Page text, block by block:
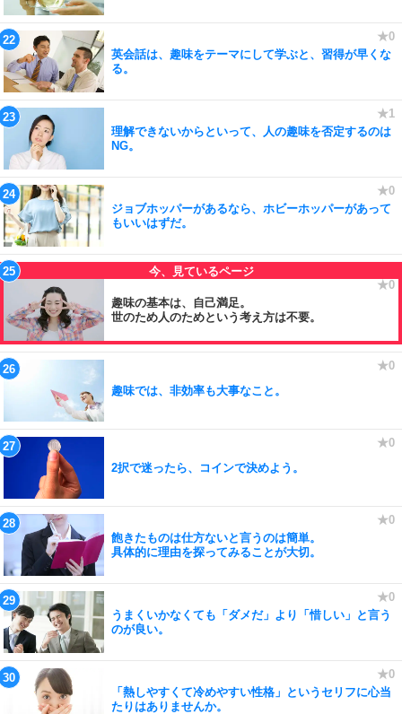
英会話は、趣味をテーマにして学ぶと、習得が早くな
る。
理解できないからといって、人の趣味を否定するのは
NG。
ジョブホッパーがあるなら、ホビーホッパーがあって
もいいはずだ。
趣味の基本は、自己満足。
世のため人のためという考え方は不要。
趣味では、非効率も大事なこと。
2択で迷ったら、コインで決めよう。
飽きたものは仕方ないと言うのは簡単。
具体的に理由を探ってみることが大切。
うまくいかなくても「ダメだ」より「惜しい」と言う
のが良い。
「熱しやすくて冷めやすい性格」というセリフに心当
たりはありませんか。